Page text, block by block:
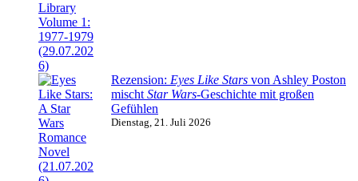
Rezension: Eyes Like Stars von Ashley Poston
mischt Star Wars-Geschichte mit großen
Gefühlen
Dienstag, 21. Juli 2026